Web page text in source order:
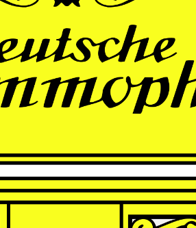
THOMAS
LARCHER
Die Nacht der Verlorenen